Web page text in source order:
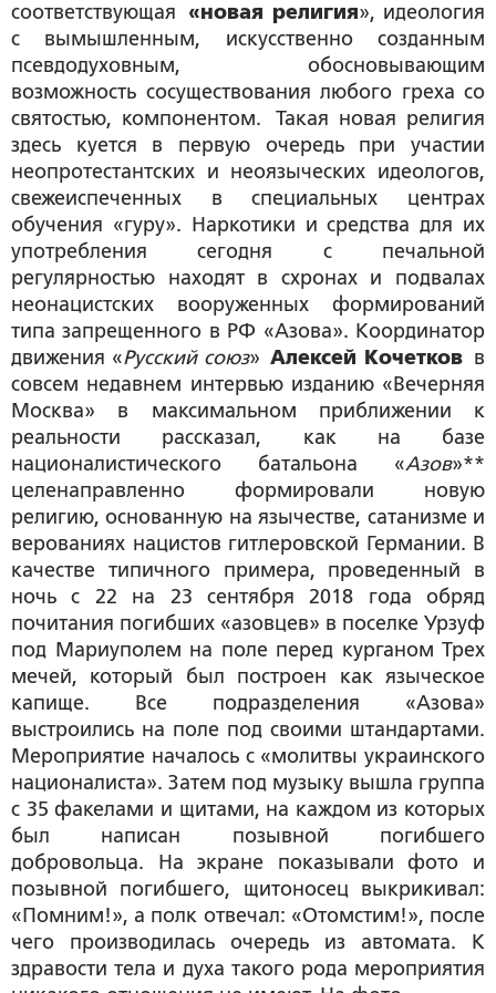
соответствующая «новая религия», идеология
с вымышленным, искусственно созданным
псевдодуховным, обосновывающим
возможность сосуществования любого греха со
святостью, компонентом. Такая новая религия
здесь куется в первую очередь при участии
неопротестантских и неоязыческих идеологов,
свежеиспеченных в специальных центрах
обучения «гуру». Наркотики и средства для их
употребления сегодня с печальной
регулярностью находят в схронах и подвалах
неонацистских вооруженных формирований
типа запрещенного в РФ «Азова». Координатор
движения «Русский союз»Алексей Кочетков в
совсем недавнем интервью изданию «Вечерняя
Москва» в максимальном приближении к
реальности рассказал, как на базе
националистического батальона «Азов»**
целенаправленно формировали новую
религию, основанную на язычестве, сатанизме и
верованиях нацистов гитлеровской Германии. В
качестве типичного примера, проведенный в
ночь с 22 на 23 сентября 2018 года обряд
почитания погибших «азовцев» в поселке Урзуф
под Мариуполем на поле перед курганом Трех
мечей, который был построен как языческое
капище. Все подразделения «Азова»
выстроились на поле под своими штандартами.
Мероприятие началось с «молитвы украинского
националиста». Затем под музыку вышла группа
с 35 факелами и щитами, на каждом из которых
был написан позывной погибшего
добровольца. На экране показывали фото и
позывной погибшего, щитоносец выкрикивал:
«Помним!», а полк отвечал: «Отомстим!», после
чего производилась очередь из автомата. К
здравости тела и духа такого рода мероприятия